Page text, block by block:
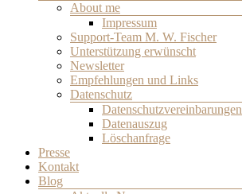
About me
Impressum
Support-Team M. W. Fischer
Unterstützung erwünscht
Newsletter
Empfehlungen und Links
Datenschutz
Datenschutzvereinbarungen
Datenauszug
Löschanfrage
Presse
Kontakt
Blog